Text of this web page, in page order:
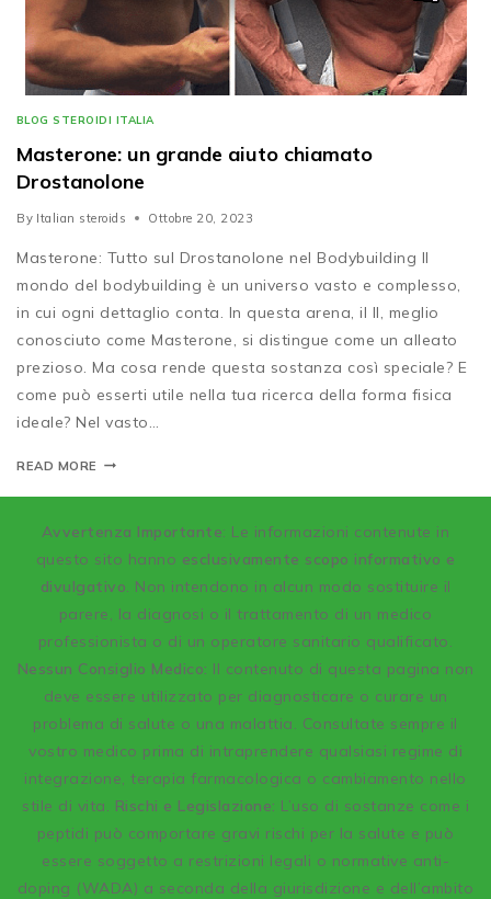
BLOG STEROIDI ITALIA
Masterone: un grande aiuto chiamato
Drostanolone
By Italian steroids Ottobre 20, 2023
Masterone: Tutto sul Drostanolone nel Bodybuilding Il
mondo del bodybuilding è un universo vasto e complesso,
in cui ogni dettaglio conta. In questa arena, il Il, meglio
conosciuto come Masterone, si distingue come un alleato
prezioso. Ma cosa rende questa sostanza così speciale? E
come può esserti utile nella tua ricerca della forma fisica
ideale? Nel vasto…
READ MORE
Avvertenza Importante: Le informazioni contenute in
questo sito hanno esclusivamente scopo informativo e
divulgativo. Non intendono in alcun modo sostituire il
parere, la diagnosi o il trattamento di un medico
professionista o di un operatore sanitario qualificato.
Nessun Consiglio Medico: Il contenuto di questa pagina non
deve essere utilizzato per diagnosticare o curare un
problema di salute o una malattia. Consultate sempre il
vostro medico prima di intraprendere qualsiasi regime di
integrazione, terapia farmacologica o cambiamento nello
stile di vita. Rischi e Legislazione: L’uso di sostanze come i
peptidi può comportare gravi rischi per la salute e può
essere soggetto a restrizioni legali o normative anti-
doping (WADA) a seconda della giurisdizione e dell’ambito